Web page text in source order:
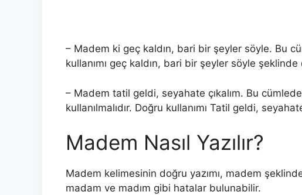
– Madem ki geç kaldın, bari bir şeyler söyle. Bu
kullanımı geç kaldın, bari bir şeyler söyle şeklinde
– Madem tatil geldi, seyahate çıkalım. Bu
kullanılmalıdır. Doğru kullanımı Tatil geldi,
Madem Nasıl Yazılır?
Madem kelimesinin doğru yazımı, madem
madam ve madım gibi hatalar bulunabilir.